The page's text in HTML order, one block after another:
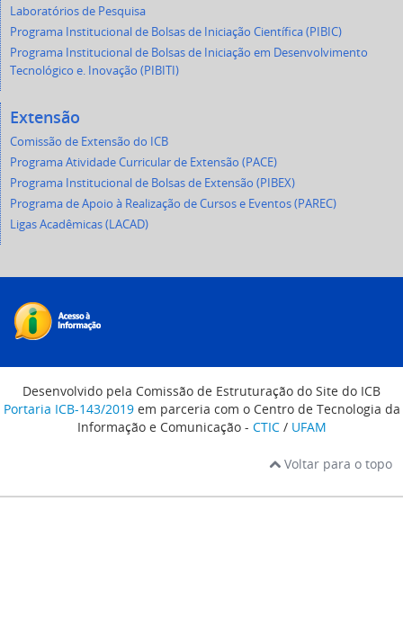
Laboratórios de Pesquisa
Programa Institucional de Bolsas de Iniciação Científica (PIBIC)
Programa Institucional de Bolsas de Iniciação em Desenvolvimento
Tecnológico e. Inovação (PIBITI)
Extensão
Comissão de Extensão do ICB
Programa Atividade Curricular de Extensão (PACE)
Programa Institucional de Bolsas de Extensão (PIBEX)
Programa de Apoio à Realização de Cursos e Eventos (PAREC)
Ligas Acadêmicas (LACAD)
Desenvolvido pela Comissão de Estruturação do Site do ICB
Portaria ICB-143/2019em parceria com o Centro de Tecnologia da
Informação e Comunicação - CTIC/ UFAM
Voltar para o topo